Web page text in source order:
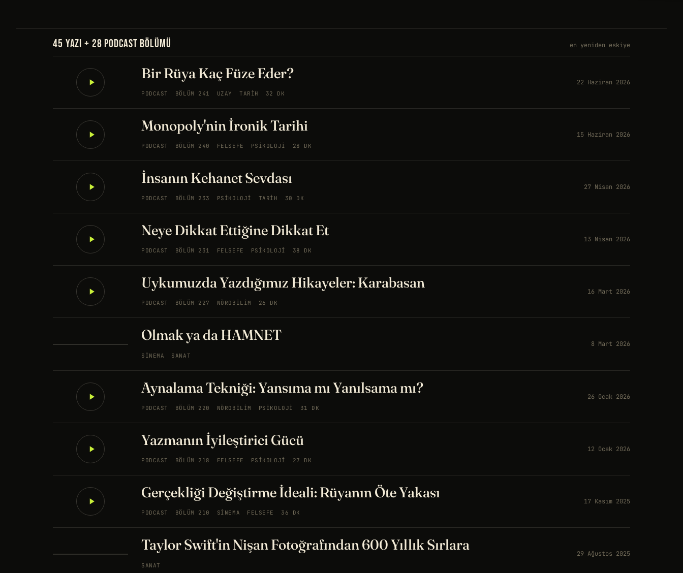
45 YAZI + 28 PODCAST BÖLÜMÜ en yeniden eskiye
Bir Rüya Kaç Füze Eder?
PODCAST BÖLÜM 241 UZAY TARIH 32 DK
22 Haziran 2026
Monopoly'nin İronik Tarihi
PODCAST BÖLÜM 240 FELSEFE PSIKOLOJI 28 DK
15 Haziran 2026
İnsanın Kehanet Sevdası
PODCAST BÖLÜM 233 PSIKOLOJI TARIH 30 DK
27 Nisan 2026
Neye Dikkat Ettiğine Dikkat Et
PODCAST BÖLÜM 231 FELSEFE PSIKOLOJI 38 DK
13 Nisan 2026
Uykumuzda Yazdığımız Hikayeler: Karabasan
PODCAST BÖLÜM 227 NÖROBILIM 26 DK
16 Mart 2026
Olmak ya da HAMNET
SINEMA SANAT
8 Mart 2026
Aynalama Tekniği: Yansıma mı Yanılsama mı?
PODCAST BÖLÜM 220 NÖROBILIM PSIKOLOJI 31 DK
26 Ocak 2026
Yazmanın İyileştirici Gücü
PODCAST BÖLÜM 218 FELSEFE PSIKOLOJI 27 DK
12 Ocak 2026
Gerçekliği Değiştirme İdeali: Rüyanın Öte Yakası
PODCAST BÖLÜM 210 SINEMA FELSEFE 36 DK
17 Kasım 2025
Taylor Swift'in Nişan Fotoğrafından 600 Yıllık Sırlara
SANAT
29 Ağustos 2025